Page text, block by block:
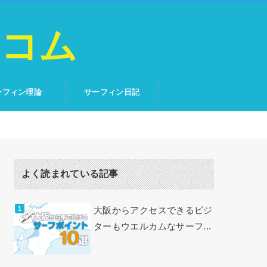
ム
フィン理論 サーフィン日記
よく読まれている記事
大阪からアクセスできるビジ
ターもウエルカムなサーフ...